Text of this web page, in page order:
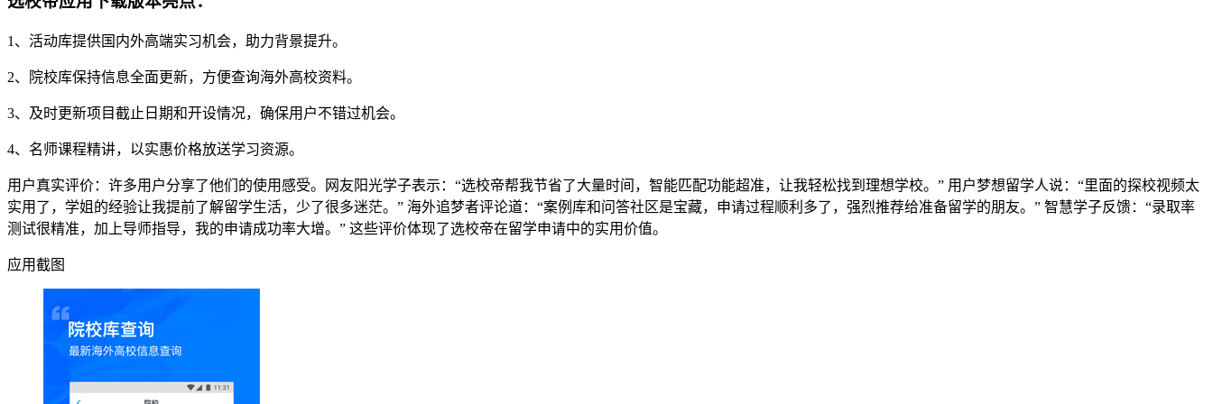
1、活动库提供国内外高端实习机会，助力背景提升。
2、院校库保持信息全面更新，方便查询海外高校资料。
3、及时更新项目截止日期和开设情况，确保用户不错过机会。
4、名师课程精讲，以实惠价格放送学习资源。
用户真实评价：许多用户分享了他们的使用感受。网友阳光学子表示：“选校帝帮我节省了大量时间，智能匹配功能超准，让我轻松找到理想学校。” 用户梦想留学人说：“里面的探校视频太
实用了，学姐的经验让我提前了解留学生活，少了很多迷茫。” 海外追梦者评论道：“案例库和问答社区是宝藏，申请过程顺利多了，强烈推荐给准备留学的朋友。” 智慧学子反馈：“录取率
测试很精准，加上导师指导，我的申请成功率大增。” 这些评价体现了选校帝在留学申请中的实用价值。
应用截图